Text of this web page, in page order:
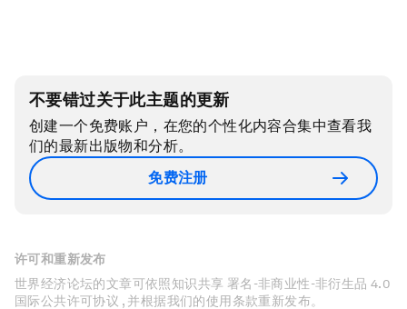
不要错过关于此主题的更新
创建一个免费账户，在您的个性化内容合集中查看我
们的最新出版物和分析。
免费注册
许可和重新发布
世界经济论坛的文章可依照知识共享 署名-非商业性-非衍生品 4.0
国际公共许可协议 , 并根据我们的使用条款重新发布。